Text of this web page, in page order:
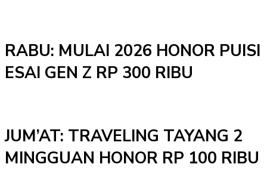
RABU: MULAI 2026 HONOR PUISI
ESAI GEN Z RP 300 RIBU
JUM’AT: TRAVELING TAYANG 2
MINGGUAN HONOR RP 100 RIBU